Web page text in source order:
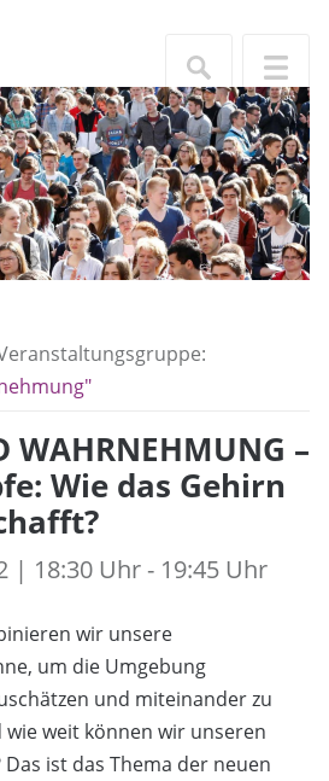
WAHRNEHMUNG –
Wie das Gehirn
| 18:30 Uhr - 19:45 Uhr
wir unsere
um die Umgebung
und miteinander zu
weit können wir unseren
ist das Thema der neuen